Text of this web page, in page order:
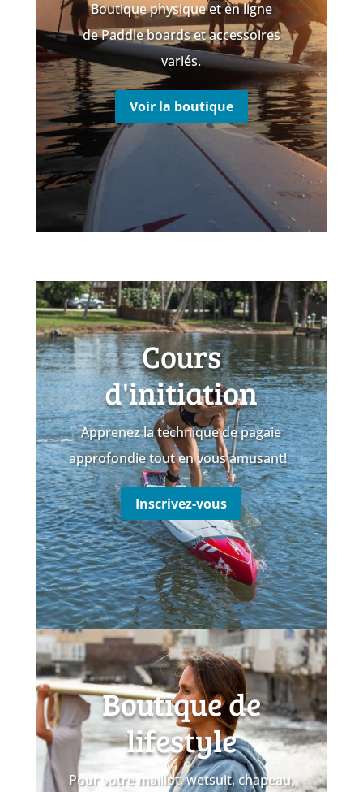
Boutique physique et en ligne
de Paddle boards et accessoires
variés.
Voir la boutique
Cours
d'initiation
Apprenez la technique de pagaie
approfondie tout en vous amusant!
Inscrivez-vous
Boutique de
lifestyle
Pour votre maillot, wetsuit, chapeau,